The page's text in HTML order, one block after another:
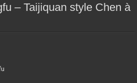
– Taijiquan style Chen à